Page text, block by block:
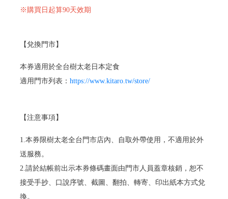
※購買日起算90天效期
【兌換門市】
本券適用於全台樹太老日本定食
適用門市列表： https://www.kitaro.tw/store/
【注意事項】
1.本券限樹太老全台門市店內、自取外帶使用，不適用於外
送服務。
2.請於結帳前出示本券條碼畫面由門市人員蓋章核銷，恕不
接受手抄、口說序號、截圖、翻拍、轉寄、印出紙本方式兌
換。